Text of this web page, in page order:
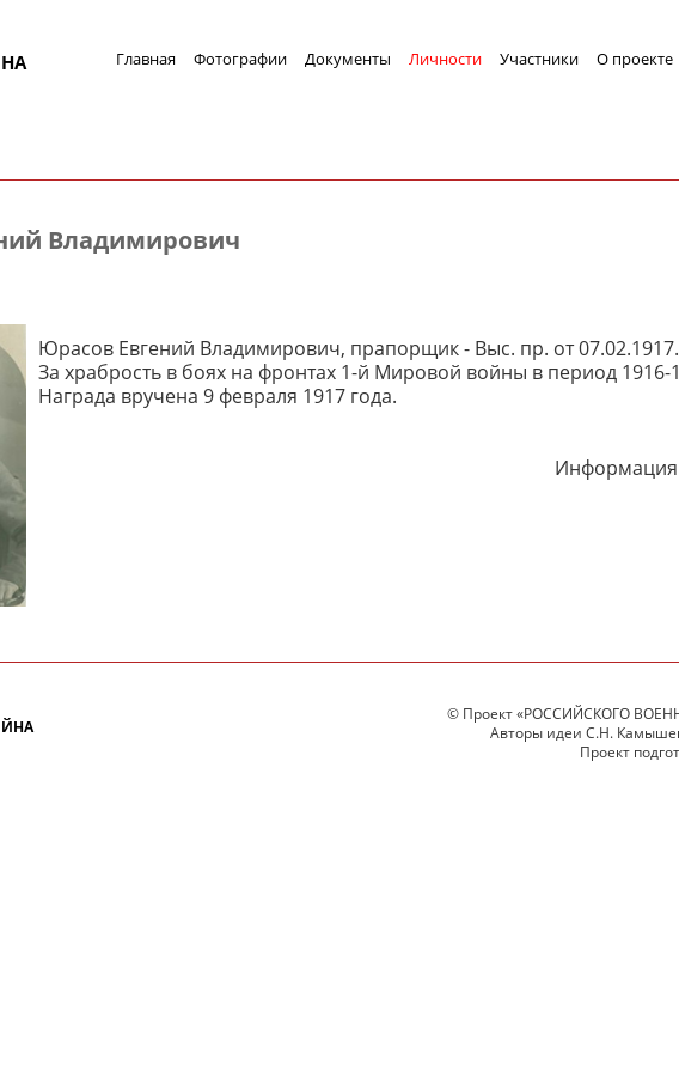
Главная Фотографии Документы Личности Участники О проекте
Владимирович
Юрасов Евгений Владимирович, прапорщик - Выс. пр. от
За храбрость в боях на фронтах 1-й Мировой войны в период 1916-
Награда вручена 9 февраля 1917 года.
Информация
© Проект «РОССИЙСКОГО
Авторы идеи С.Н.
Проект